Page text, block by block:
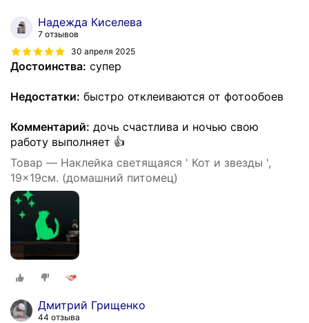
Надежда Киселева
7 отзывов
30 апреля 2025
Достоинства: супер
Недостатки: быстро отклеиваются от фотообоев
Комментарий: дочь счастлива и ночью свою
работу выполняет 👍
Товар — Наклейка светящаяся ' Кот и звезды ',
19x19см. (домашний питомец)
Дмитрий Грищенко
44 отзыва